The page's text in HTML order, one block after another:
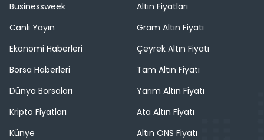
Businessweek
Canlı Yayın
Ekonomi Haberleri
Borsa Haberleri
Dünya Borsaları
Kripto Fiyatları
Künye
Altın Fiyatları
Gram Altın Fiyatı
Çeyrek Altın Fiyatı
Tam Altın Fiyatı
Yarım Altın Fiyatı
Ata Altın Fiyatı
Altın ONS Fiyatı